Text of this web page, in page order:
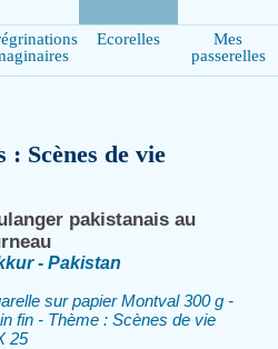
Ecorelles
Mes
passerelles
: Scènes de vie
pakistanais au
- Pakistan
sur papier Montval 300 g -
fin - Thème : Scènes de vie
25